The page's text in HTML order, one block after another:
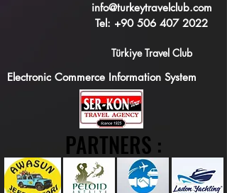
info@turkeytravelclub.com
Tel: +90 506 407 2022
Türkiye Travel Club
Electronic Commerce Information System
PARTNERS :
PARTNERS :